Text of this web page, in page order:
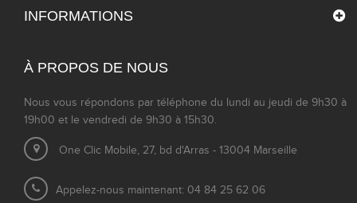
INFORMATIONS
À PROPOS DE NOUS
Nous vous répondons par téléphone du lundi au jeudi de 9h30 à
19h00 et le vendredi de 9h30 à 15h30.
One Clic Mobile, 27, bd d'Arras - 13004 Marseille
Appelez-nous maintenant: 04 84 25 62 06